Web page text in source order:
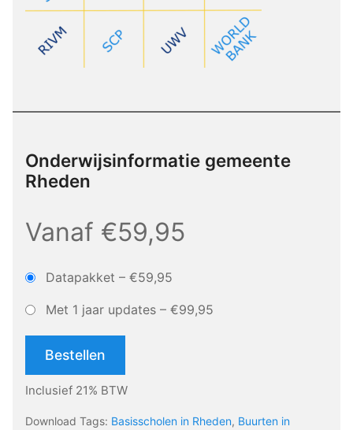
Onderwijsinformatie gemeente
Rheden
Vanaf €59,95
Datapakket – €59,95
Met 1 jaar updates – €99,95
Bestellen
Inclusief 21% BTW
Download Tags: Basisscholen in Rheden, Buurten in